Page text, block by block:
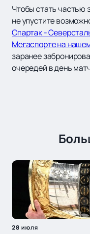
Чтобы стать частью
не упустите
Спартак -
Мегаспорте на
заранее
очередей в день
28 июля